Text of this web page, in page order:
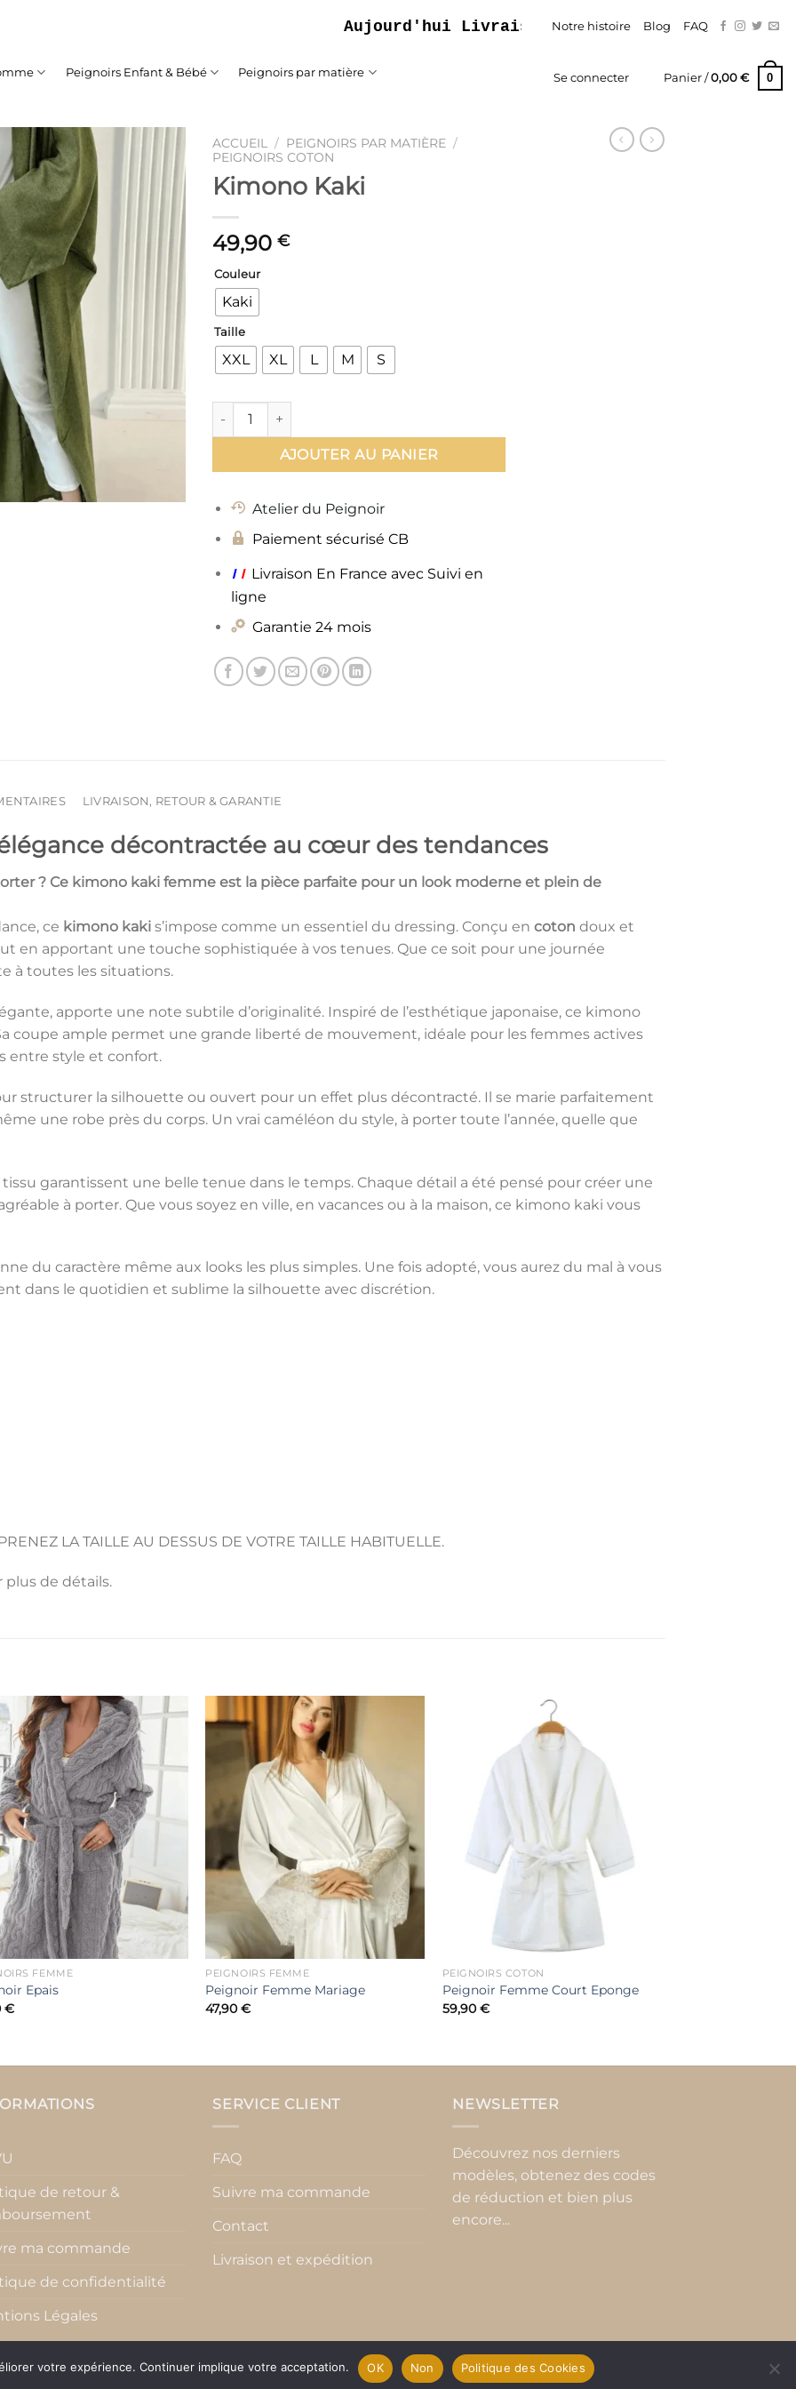
Aujourd'hui Livraison Gratuite – Paiement En Trois
Notre histoire Blog FAQ
Peignoirs Enfant & Bébé Peignoirs par matière Se connecter Panier /0,00 € 0
Ajouter
à la liste
souhaits
ACCUEIL / PEIGNOIRS PAR MATIÈRE /
PEIGNOIRS COTON
Kimono Kaki
49,90 €
Couleur
Kaki
Taille
XXL XL L M S
quantité de Kimono Kaki
AJOUTER AU PANIER
Atelier du Peignoir
Paiement sécurisé CB
ı ı Livraison En France avec Suivi en
ligne
Garantie 24 mois
LIVRAISON, RETOUR & GARANTIE
décontractée au cœur des tendances
? Ce kimono kaki femme est la pièce parfaite pour un look moderne et plein de
ce kimono kaki s’impose comme un essentiel du dressing. Conçu en coton doux et
en apportant une touche sophistiquée à vos tenues. Que ce soit pour une journée
à toutes les situations.
apporte une note subtile d’originalité. Inspiré de l’esthétique japonaise, ce kimono
coupe ample permet une grande liberté de mouvement, idéale pour les femmes actives
entre style et confort.
structurer la silhouette ou ouvert pour un effet plus décontracté. Il se marie parfaitement
une robe près du corps. Un vrai caméléon du style, à porter toute l’année, quelle que
garantissent une belle tenue dans le temps. Chaque détail a été pensé pour créer une
à porter. Que vous soyez en ville, en vacances ou à la maison, ce kimono kaki vous
du caractère même aux looks les plus simples. Une fois adopté, vous aurez du mal à vous
dans le quotidien et sublime la silhouette avec discrétion.
LA TAILLE AU DESSUS DE VOTRE TAILLE HABITUELLE.
plus de détails.
Ajouter
à la liste
de
souhaits
FEMME
Epais
€
souhaits
PEIGNOIRS FEMME
Peignoir Femme Mariage
47,90€
PEIGNOIRS COTON
Peignoir Femme Court Eponge
59,90€
de retour &
ma commande
de confidentialité
Légales
SERVICE CLIENT
FAQ
Suivre ma commande
Contact
Livraison et expédition
NEWSLETTER
Découvrez nos derniers
modèles, obtenez des codes
de réduction et bien plus
encore...
votre expérience. Continuer implique votre acceptation. OK Non Politique des Cookies